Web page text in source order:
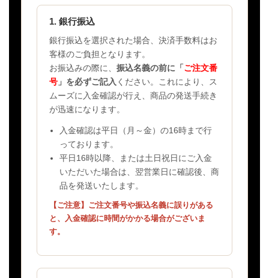
1. 銀行振込
銀行振込を選択された場合、決済手数料はお
客様のご負担となります。
お振込みの際に、 振込名義の前に「 ご注文番
号 」を必ずご記入 ください。これにより、ス
ムーズに入金確認が行え、商品の発送手続き
が迅速になります。
入金確認は平日（月～金）の16時まで行
っております。
平日16時以降、または土日祝日にご入金
いただいた場合は、翌営業日に確認後、商
品を発送いたします。
【ご注意】ご注文番号や振込名義に誤りがある
と、入金確認に時間がかかる場合がございま
す。